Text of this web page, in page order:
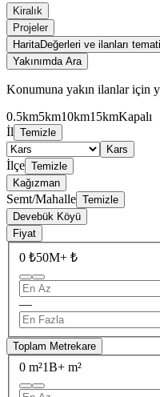
Kiralık
Projeler
HaritaDeğerleri ve ilanları
Yakınımda Ara
Konumuna yakın ilanlar için
0.5km5km10km15kmKapalı
İl Temizle
Kars
İlçe Temizle
Kağızman
Semt/Mahalle Temizle
Devebük Köyü
Fiyat
0 ₺50M+ ₺
—
Toplam Metrekare
0 m²1B+ m²